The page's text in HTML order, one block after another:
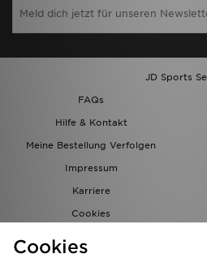
JD Sports
FAQs
Hilfe & Kontakt
Meine Bestellung Verfolgen
Impressum
Karriere
Cookies
Cookies